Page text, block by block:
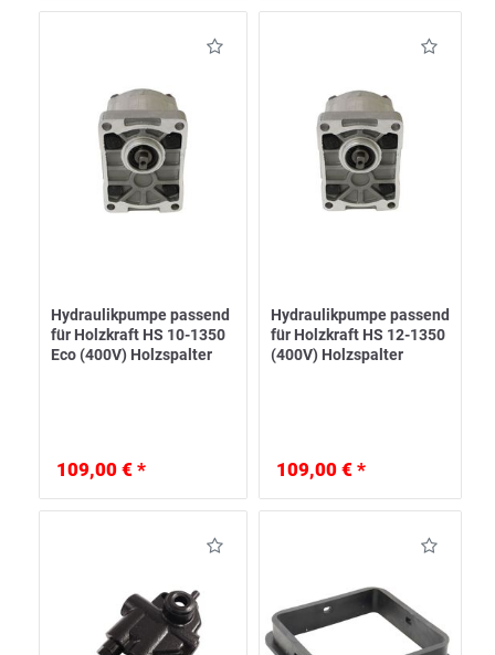
Hydraulikpumpe passend
für Holzkraft HS 10-1350
Eco (400V) Holzspalter
109,00 € *
Hydraulikpumpe passend
für Holzkraft HS 12-1350
(400V) Holzspalter
109,00 € *